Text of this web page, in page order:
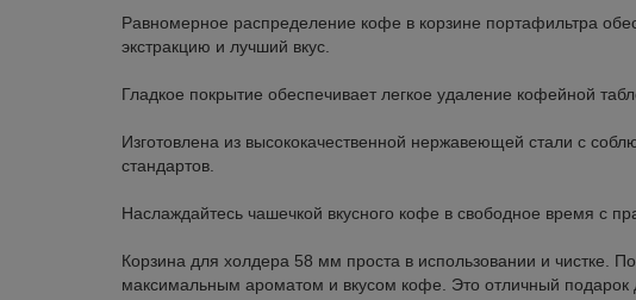
Равномерное распределение кофе в корзине портафильтра
экстракцию и лучший вкус.
Гладкое покрытие обеспечивает легкое удаление кофейной
Изготовлена из высококачественной нержавеющей стали с
стандартов.
Наслаждайтесь чашечкой вкусного кофе в свободное время с
Корзина для холдера 58 мм проста в использовании и чистке.
максимальным ароматом и вкусом кофе. Это отличный подарок